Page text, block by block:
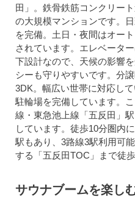
田」。鉄骨鉄筋コンクリー
の大規模マンションです。
を完備。土日・夜間はオー
されています。エレベータ
下設計なので、天候の影響
シーも守りやすいです。分
3DK。幅広い世帯に対応し
駐輪場を完備しています。
線・東急池上線「五反田」
しています。徒歩10分圏内
駅もあり、3路線3駅利用可
する「五反田TOC」まで徒
サウナブームを楽し